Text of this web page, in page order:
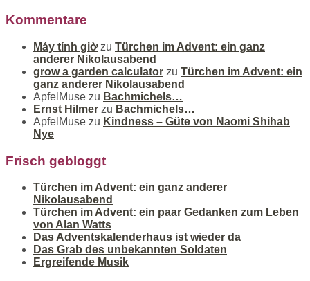
Kommentare
Máy tính giờzu Türchen im Advent: ein ganz
anderer Nikolausabend
grow a garden calculator zu Türchen im Advent: ein
ganz anderer Nikolausabend
ApfelMuse zu Bachmichels…
Ernst Hilmer zu Bachmichels…
ApfelMuse zu Kindness – Güte von Naomi Shihab
Nye
Frisch gebloggt
Türchen im Advent: ein ganz anderer
Nikolausabend
Türchen im Advent: ein paar Gedanken zum Leben
von Alan Watts
Das Adventskalenderhaus ist wieder da
Das Grab des unbekannten Soldaten
Ergreifende Musik